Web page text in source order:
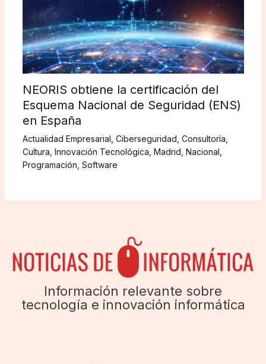
NEORIS obtiene la certificación del
Esquema Nacional de Seguridad (ENS)
en España
Actualidad Empresarial , Ciberseguridad, Consultoría,
Cultura, Innovación Tecnológica, Madrid, Nacional ,
Programación, Software
Información relevante sobre
tecnología e innovación informática